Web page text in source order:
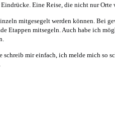
Eine Reise, die nicht nur Orte
mitgesegelt werden können. Bei
Etappen mitsegeln. Auch habe ich
schreib mir einfach, ich melde mich so